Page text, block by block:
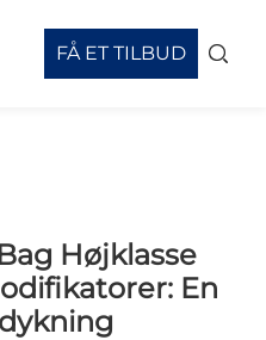
FÅ ET TILBUD
Højklasse
En